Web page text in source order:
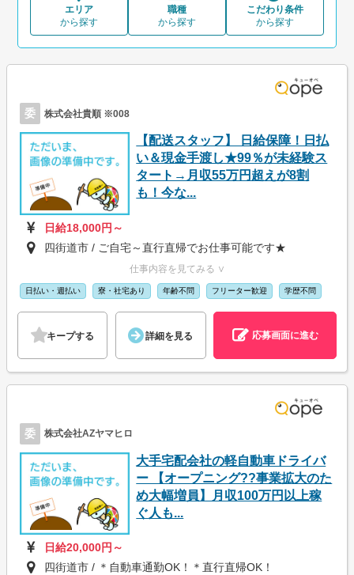
エリア
から探す
職種
から探す
こだわり条件
から探す
委 株式会社貴順 ※008
【配送スタッフ】 日給保障！日払
い＆現金手渡し★99％が未経験ス
タート→月収55万円超えが8割
も！今な...
日給18,000円～
四街道市 / ご自宅～直行直帰でお仕事可能です★
仕事内容を見てみる ∨
日払い・週払い 寮・社宅あり 年齢不問 フリーター歓迎 学歴不問
キープする 詳細を見る 応募画面に進む
委 株式会社AZヤマヒロ
大手宅配会社の軽自動車ドライバ
ー 【オープニング??事業拡大のた
め大幅増員】月収100万円以上稼
ぐ人も...
日給20,000円～
四街道市 / ＊自動車通勤OK！＊直行直帰OK！